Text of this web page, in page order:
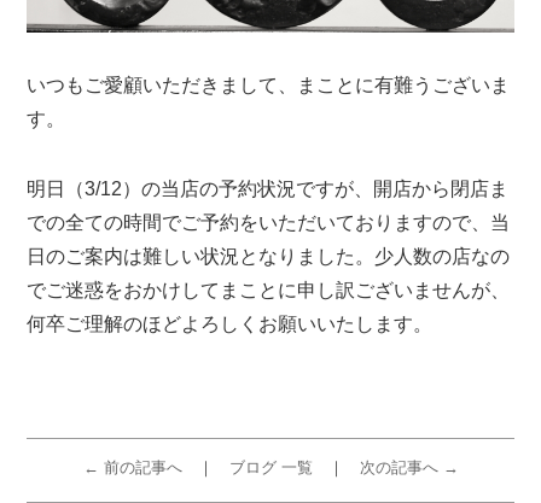
いつもご愛顧いただきまして、まことに有難うございま
す。
明日（3/12）の当店の予約状況ですが、開店から閉店ま
での全ての時間でご予約をいただいておりますので、当
日のご案内は難しい状況となりました。少人数の店なの
でご迷惑をおかけしてまことに申し訳ございませんが、
何卒ご理解のほどよろしくお願いいたします。
← 前の記事へ ブログ 一覧 次の記事へ →